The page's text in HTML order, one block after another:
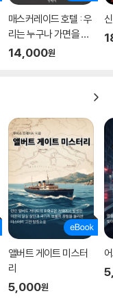
매스커레이드 호텔 : 우
리는 누구나 가면을 쓰
고 살아간다
14,000원
앨버트 게이트 미스터
리
5,000원